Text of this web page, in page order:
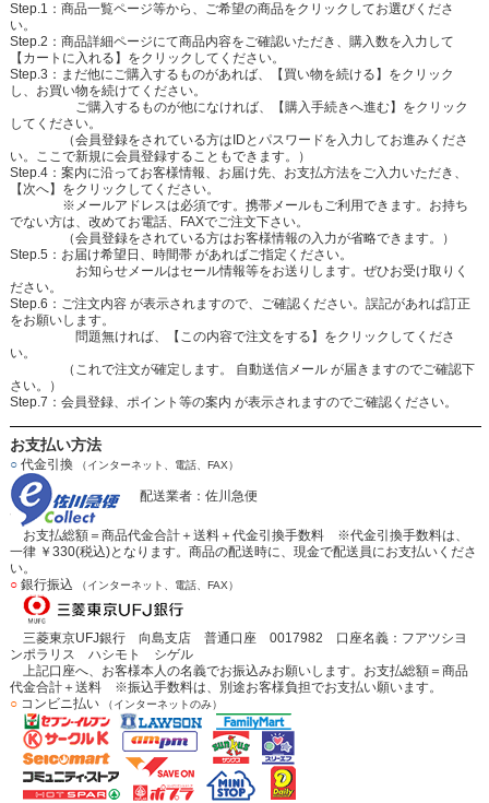
Step.1：商品一覧ページ等から、ご希望の商品をクリックしてお選びくださ
い。
Step.2：商品詳細ページにて商品内容をご確認いただき、購入数を入力して
【カートに入れる】をクリックしてください。
Step.3：まだ他にご購入するものがあれば、【買い物を続ける】をクリック
し、お買い物を続けてください。
ご購入するものが他になければ、【購入手続きへ進む】をクリック
してください。
（会員登録をされている方はIDとパスワードを入力してお進みくださ
い。ここで新規に会員登録することもできます。）
Step.4：案内に沿ってお客様情報、お届け先、お支払方法をご入力いただき、
【次へ】をクリックしてください。
※メールアドレスは必須です。携帯メールもご利用できます。お持ち
でない方は、改めてお電話、FAXでご注文下さい。
（会員登録をされている方はお客様情報の入力が省略できます。）
Step.5：お届け希望日、時間帯 があればご指定ください。
お知らせメールはセール情報等をお送りします。ぜひお受け取りく
ださい。
Step.6：ご注文内容 が表示されますので、ご確認ください。誤記があれば訂正
をお願いします。
問題無ければ、【この内容で注文をする】をクリックしてくださ
い。
（これで注文が確定します。 自動送信メール が届きますのでご確認下
さい。）
Step.7：会員登録、ポイント等の案内 が表示されますのでご確認ください。
お支払い方法
○代金引換 （インターネット、電話、FAX）
配送業者：佐川急便
お支払総額＝商品代金合計＋送料＋代金引換手数料 ※代金引換手数料は、
一律 ￥330(税込)となります。商品の配送時に、現金で配送員にお支払いくださ
い。
○銀行振込 （インターネット、電話、FAX）
三菱東京UFJ銀行 向島支店 普通口座 0017982 口座名義：フアツシヨ
ンポラリス ハシモト シゲル
上記口座へ、お客様本人の名義でお振込みお願いします。お支払総額＝商品
代金合計＋送料 ※振込手数料は、別途お客様負担でお支払い願います。
○コンビニ払い （インターネットのみ）